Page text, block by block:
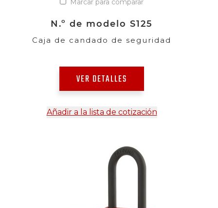
N.º de modelo S125
Caja de candado de seguridad
VER DETALLES
Añadir a la lista de cotización